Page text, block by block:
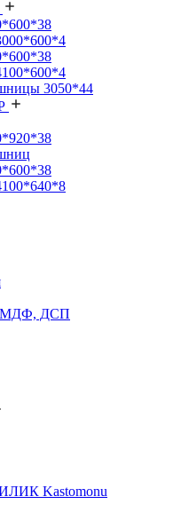
3050*44
ДСП
Kastomonu